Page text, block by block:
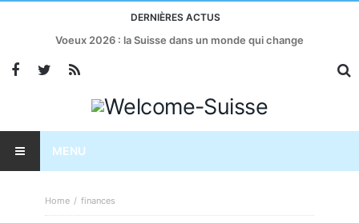
DERNIÈRES ACTUS
Voeux 2026 : la Suisse dans un monde qui change
MENU
Home finances